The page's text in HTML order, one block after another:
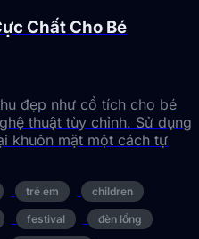
Chất Cho Bé
đẹp như cổ tích cho bé
thuật tùy chỉnh. Sử dụng
khuôn mặt một cách tự
trẻ em children
festival đèn lồng